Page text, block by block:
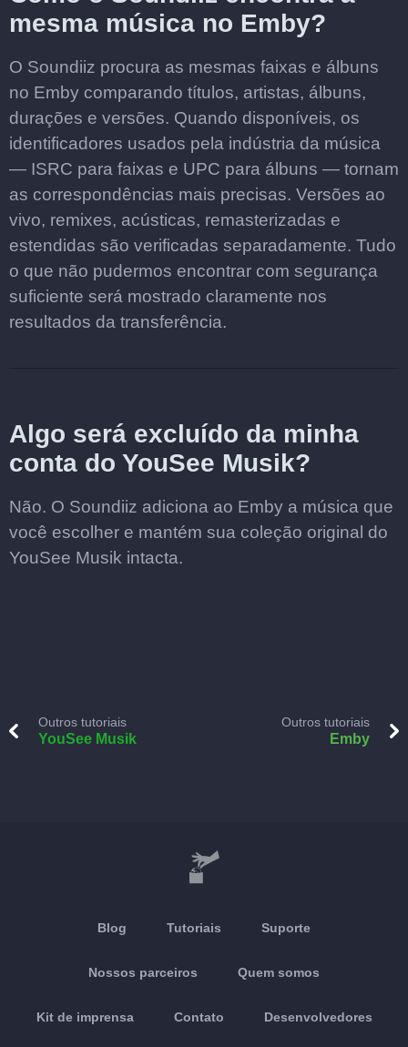
mesma música no Emby?
O Soundiiz procura as mesmas faixas e álbuns
no Emby comparando títulos, artistas, álbuns,
durações e versões. Quando disponíveis, os
identificadores usados pela indústria da música
— ISRC para faixas e UPC para álbuns — tornam
as correspondências mais precisas. Versões ao
vivo, remixes, acústicas, remasterizadas e
estendidas são verificadas separadamente. Tudo
o que não pudermos encontrar com segurança
suficiente será mostrado claramente nos
resultados da transferência.
Algo será excluído da minha
conta do YouSee Musik?
Não. O Soundiiz adiciona ao Emby a música que
você escolher e mantém sua coleção original do
YouSee Musik intacta.
Outros tutoriais
YouSee Musik
Outros tutoriais
Emby
Blog Tutoriais Suporte
Nossos parceiros Quem somos
Kit de imprensa Contato Desenvolvedores